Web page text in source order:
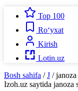
Top 100
Ro‘yxat
Kirish
Lotin.uz
Bosh sahifa / J / janoza
Izoh.uz saytida janoza